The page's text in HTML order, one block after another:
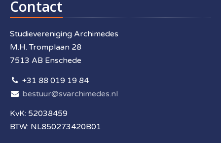
Contact
Studievereniging Archimedes
M.H. Tromplaan 28
7513 AB Enschede
+31 88 019 19 84
bestuur@svarchimedes.nl
KvK: 52038459
BTW: NL850273420B01